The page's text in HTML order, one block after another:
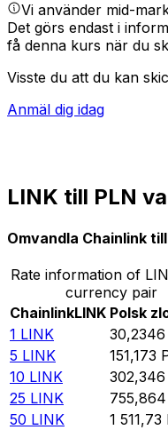
Vi använder mid-
Det görs endast i
få denna kurs när du
Visste du att du kan
Anmäl dig idag
LINK till PLN
Omvandla Chainlink
Rate information of
currency pair
ChainlinkLINK Polsk
1 LINK 30,2346
5 LINK 151,173
10 LINK 302,346
25 LINK 755,864
50 LINK 1 511,73